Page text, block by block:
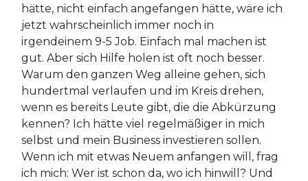
hätte, nicht einfach angefangen hätte, wäre ich
jetzt wahrscheinlich immer noch in
irgendeinem 9-5 Job. Einfach mal machen ist
gut. Aber sich Hilfe holen ist oft noch besser.
Warum den ganzen Weg alleine gehen, sich
hundertmal verlaufen und im Kreis drehen,
wenn es bereits Leute gibt, die die Abkürzung
kennen? Ich hätte viel regelmäßiger in mich
selbst und mein Business investieren sollen.
Wenn ich mit etwas Neuem anfangen will, frag
ich mich: Wer ist schon da, wo ich hinwill? Und